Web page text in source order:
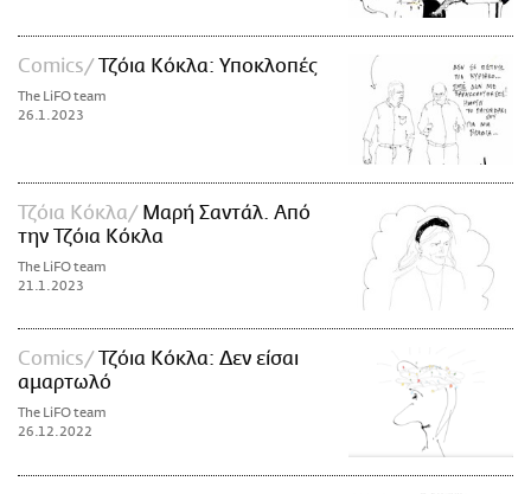
Comics Τζόια Κόκλα: Υποκλοπές
The LiFO team
26.1.2023
Τζόια Κόκλα
Μαρή Σαντάλ. Από
την Τζόια Κόκλα
The LiFO team
21.1.2023
Comics
Τζόια Κόκλα: Δεν είσαι
αμαρτωλό
The LiFO team
26.12.2022